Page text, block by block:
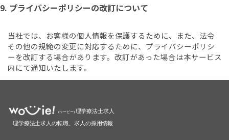
9. プライバシーポリシーの改訂について
当社では、お客様の個人情報を保護するために、また、法令
その他の規範の変更に対応するために、プライバシーポリシ
ーを改訂する場合があります。改訂があった場合は本サービス
内にて通知いたします。